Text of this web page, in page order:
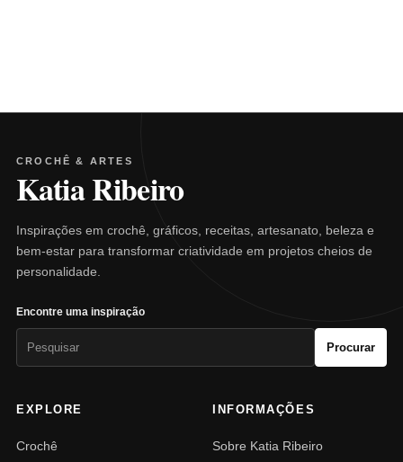
CROCHÊ & ARTES
Katia Ribeiro
Inspirações em crochê, gráficos, receitas, artesanato, beleza e
bem-estar para transformar criatividade em projetos cheios de
personalidade.
Encontre uma inspiração
Procurar
EXPLORE
Crochê
INFORMAÇÕES
Sobre Katia Ribeiro